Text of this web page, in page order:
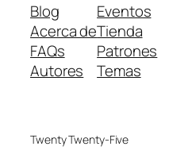
Blog
Acerca de
FAQs
Autores
Eventos
Tienda
Patrones
Temas
Twenty Twenty-Five